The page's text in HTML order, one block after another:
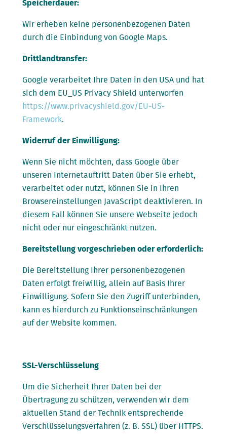
Speicherdauer:
Wir erheben keine personenbezogenen Daten
durch die Einbindung von Google Maps.
Drittlandtransfer:
Google verarbeitet Ihre Daten in den USA und hat
sich dem EU_US Privacy Shield unterworfen
https://www.privacyshield.gov/EU-US-
Framework.
Widerruf der Einwilligung:
Wenn Sie nicht möchten, dass Google über
unseren Internetauftritt Daten über Sie erhebt,
verarbeitet oder nutzt, können Sie in Ihren
Browsereinstellungen JavaScript deaktivieren. In
diesem Fall können Sie unsere Webseite jedoch
nicht oder nur eingeschränkt nutzen.
Bereitstellung vorgeschrieben oder erforderlich:
Die Bereitstellung Ihrer personenbezogenen
Daten erfolgt freiwillig, allein auf Basis Ihrer
Einwilligung. Sofern Sie den Zugriff unterbinden,
kann es hierdurch zu Funktionseinschränkungen
auf der Website kommen.
SSL-Verschlüsselung
Um die Sicherheit Ihrer Daten bei der
Übertragung zu schützen, verwenden wir dem
aktuellen Stand der Technik entsprechende
Verschlüsselungsverfahren (z. B. SSL) über HTTPS.